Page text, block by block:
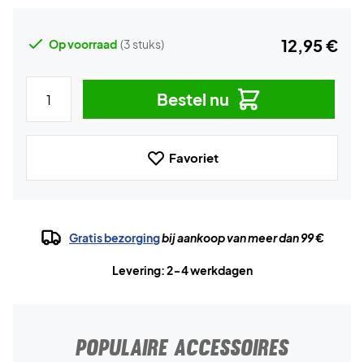
Op voorraad (3 stuks) 12,95 €
Bestel nu
Favoriet
Gratis bezorgingbij aankoop van meer dan 99 €
Levering: 2-4 werkdagen
POPULAIRE ACCESSOIRES